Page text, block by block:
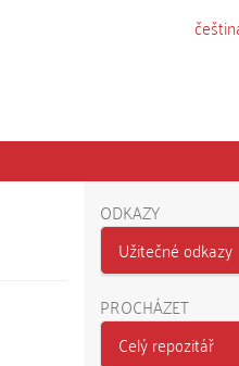
ODKAZY
Užitečné odkazy
PROCHÁZET
Celý repozitář